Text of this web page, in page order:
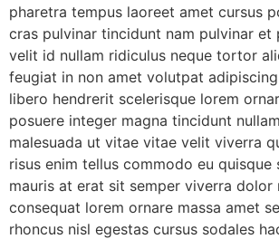
pharetra tempus laoreet amet cursus
cras pulvinar tincidunt nam pulvinar et
velit id nullam ridiculus neque tortor
feugiat in non amet volutpat
libero hendrerit scelerisque lorem
posuere integer magna tincidunt
malesuada ut vitae vitae velit viverra
risus enim tellus commodo eu quisque
mauris at erat sit semper viverra dolor
consequat lorem ornare massa amet
rhoncus nisl egestas cursus sodales